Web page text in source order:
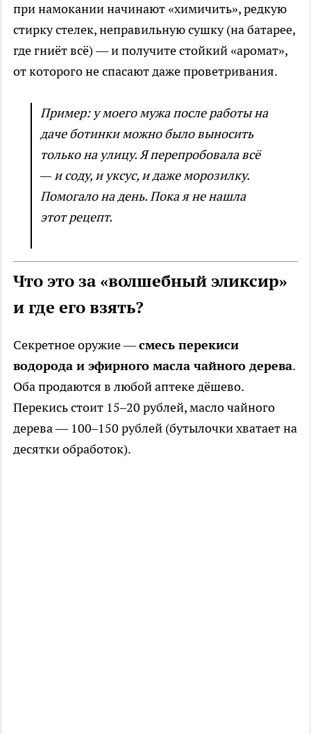
при намокании начинают «химичить», редкую
стирку стелек, неправильную сушку (на батарее,
где гниёт всё) — и получите стойкий «аромат»,
от которого не спасают даже проветривания.
Пример: у моего мужа после работы на
даче ботинки можно было выносить
только на улицу. Я перепробовала всё
— и соду, и уксус, и даже морозилку.
Помогало на день. Пока я не нашла
этот рецепт.
Что это за «волшебный эликсир»
и где его взять?
Секретное оружие —смесь перекиси
водорода и эфирного масла чайного дерева.
Оба продаются в любой аптеке дёшево.
Перекись стоит 15–20 рублей, масло чайного
дерева — 100–150 рублей (бутылочки хватает на
десятки обработок).